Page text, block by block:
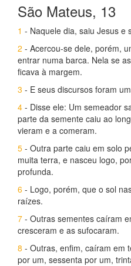
São Mateus, 13
1 - Naquele dia, saiu Jesus e
2 - Acercou-se dele, porém,
entrar numa barca. Nela se
ficava à margem.
3 - E seus discursos foram
4 - Disse ele: Um semeador
parte da semente caiu ao
vieram e a comeram.
5 - Outra parte caiu em solo
muita terra, e nasceu logo,
profunda.
6 - Logo, porém, que o sol
raízes.
7 - Outras sementes caíram
cresceram e as sufocaram.
8 - Outras, enfim, caíram em
por um, sessenta por um,